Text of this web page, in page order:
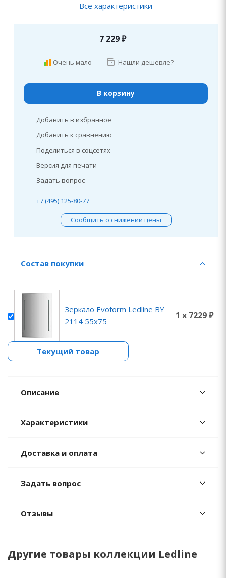
Все характеристики
7 229₽
Очень мало Нашли дешевле?
В корзину
Добавить в избранное
Добавить к сравнению
Поделиться в соцсетях
Версия для печати
Задать вопрос
+7 (495) 125-80-77
Сообщить о снижении цены
Состав покупки
Зеркало Evoform Ledline BY
2114 55x75
1 x 7229 ₽
Текущий товар
Описание
Характеристики
Доставка и оплата
Задать вопрос
Отзывы
Другие товары коллекции Ledline